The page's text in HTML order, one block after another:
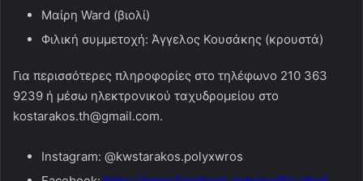
Μαίρη Ward (βιολί)
Φιλική συμμετοχή: Άγγελος Κουσάκης (κρουστά)
Για περισσότερες πληροφορίες στο τηλέφωνο 210 363
9239 ή μέσω ηλεκτρονικού ταχυδρομείου στο
kostarakos.th@gmail.com.
Instagram: @kwstarakos.polyxwros